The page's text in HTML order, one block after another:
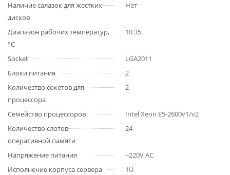
Наличие салазок для жестких
дисков
Нет
Диапазон рабочих температур,
°C
10:35
Socket
LGA2011
Блоки питания
2
Количество сокетов для
процессора
2
Семейство процессоров
Intel Xeon E5-2600v1/v2
Количество слотов
оперативной памяти
24
Напряжение питания
~220V AC
Исполнение корпуса сервера
1U